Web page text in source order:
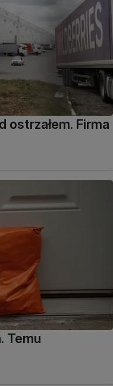
ostrzałem. Firma
Temu